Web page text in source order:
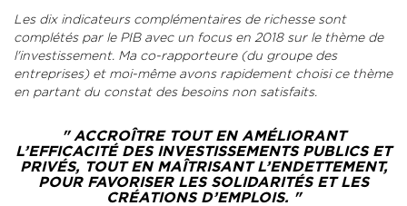
Les dix indicateurs complémentaires de richesse sont
complétés par le PIB avec un focus en 2018 sur le thème de
l'investissement. Ma co-rapporteure (du groupe des
entreprises) et moi-même avons rapidement choisi ce thème
en partant du constat des besoins non satisfaits.
" ACCROÎTRE TOUT EN AMÉLIORANT
L’EFFICACITÉ DES INVESTISSEMENTS PUBLICS ET
PRIVÉS, TOUT EN MAÎTRISANT L’ENDETTEMENT,
POUR FAVORISER LES SOLIDARITÉS ET LES
CRÉATIONS D’EMPLOIS. "